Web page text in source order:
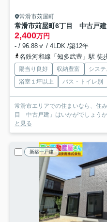
常滑市苅屋町
常滑市苅屋町6丁目 中古戸建
2,400万円
- / 96.88㎡ / 4LDK /築12年
名鉄河和線「知多武豊」駅 徒
陽当り良好 収納豊富 シス
浴室１坪以上
バス・トイレ別
常滑市エリアでの住まいなら、住
目 中古戸建」はいかがでしょう
と見る
新築一戸建